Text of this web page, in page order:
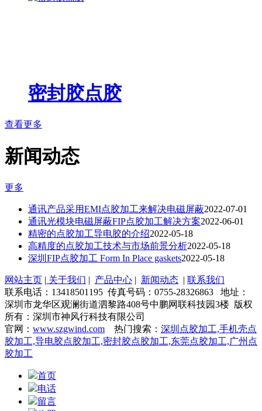
密封胶点胶
查看更多
新闻动态
更多
通讯产品采用EMI点胶加工来解决电磁屏蔽2022-07-01
通讯光模块电磁屏蔽FIP点胶加工解决方案2022-06-01
精密的点胶加工导电胶的介绍2022-05-18
高精度的点胶加工技术与市场前景分析2022-05-18
深圳FIP点胶加工 Form In Place gaskets2022-05-18
网站主页 | 关于我们 | 产品中心 | 新闻动态 | 联系我们
联系电话：13418501195 传真号码：0755-28326863 地址：
深圳市龙华区观澜街道泗黎路408号中鹏网联科技园3楼 版权
所有：深圳市神风行科技有限公司
官网： www.szgwind.com 热门搜索： 深圳点胶加工,手机壳点
胶加工,导电胶点胶加工,密封胶点胶加工,东莞点胶加工,广州点
胶加工
首页
电话
留言